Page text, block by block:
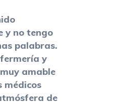
y no tengo
palabras.
y
amable
médicos
de